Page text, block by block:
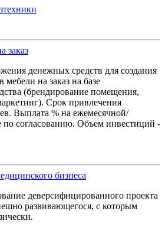
заказ
денежных средств для создания
мебели на заказ на базе
(брендирование помещения,
Срок привлечения
Выплата % на ежемесячной/
по согласованию. Объем инвестиций -
бизнеса
деверсифицированного проекта
развивающегося, с которым